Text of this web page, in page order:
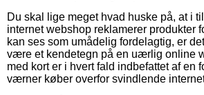
Du skal lige meget hvad huske på, at i
internet webshop reklamerer produkter
kan ses som umådelig fordelagtig, er
være et kendetegn på en uærlig online
med kort er i hvert fald indbefattet af en
værner køber overfor svindlende